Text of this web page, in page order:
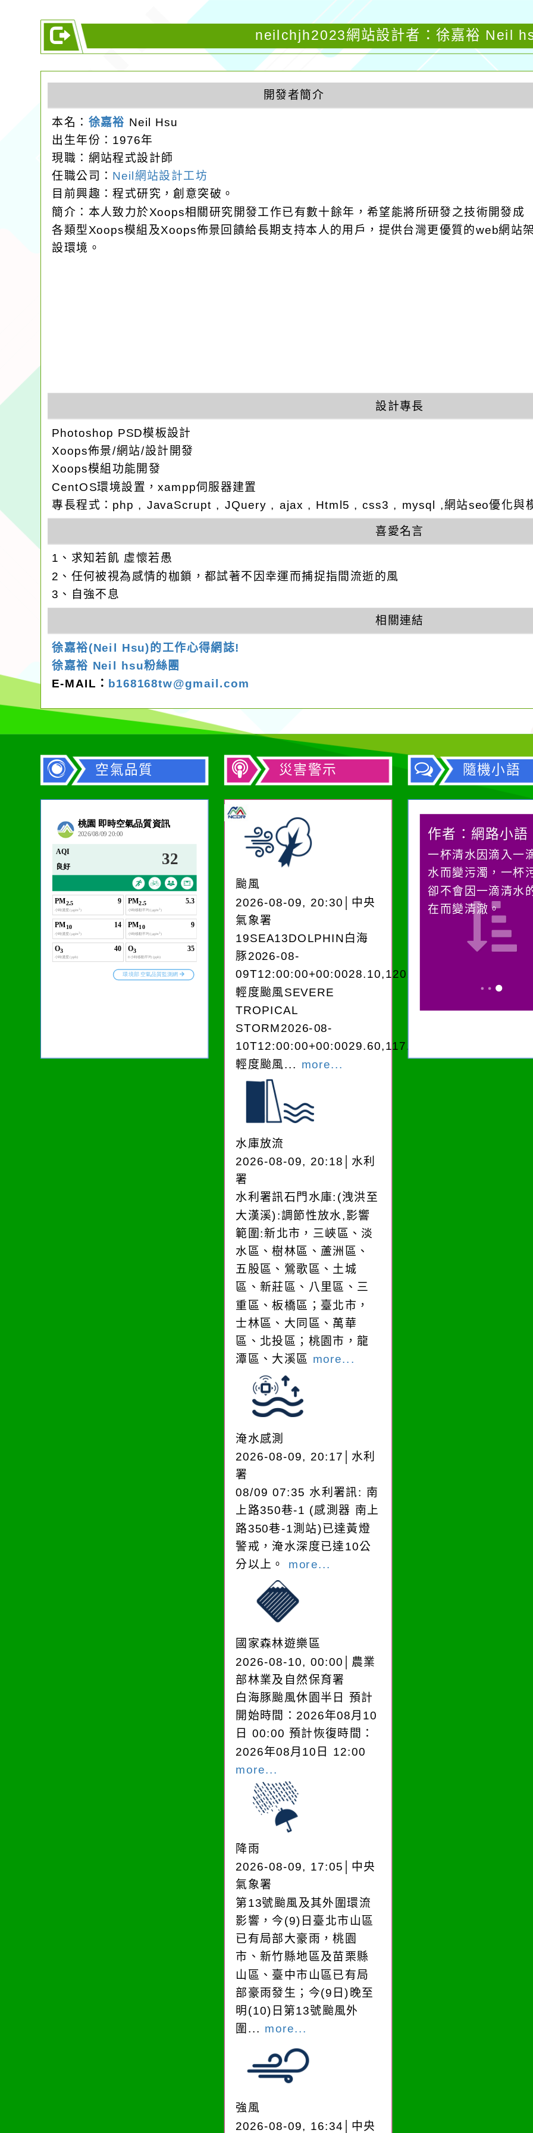
neilchjh2023網站設計者：徐嘉裕 Neil
開發者簡介
本名： 徐嘉裕 Neil Hsu
出生年份：1976年
現職：網站程式設計師
任職公司： Neil網站設計工坊
目前興趣：程式研究，創意突破。
簡介：本人致力於Xoops相關研究開發工作已有數十餘年，希望能將所研發之技術開發成
各類型Xoops模組及Xoops佈景回饋給長期支持本人的用戶，提供台灣更優質的web網站
設環境。
設計專長
Photoshop PSD模板設計
Xoops佈景/網站/設計開發
Xoops模組功能開發
CentOS環境設置，xampp伺服器建置
專長程式：php , JavaScrupt , JQuery , ajax , Html5 , css3 , mysql ,網站seo優化與
喜愛名言
1、求知若飢 虛懷若愚
2、任何被視為感情的枷鎖，都試著不因幸運而捕捉指間流逝的風
3、自強不息
相關連結
徐嘉裕(Neil Hsu)的工作心得網誌!
徐嘉裕 Neil hsu粉絲團
E-MAIL： b168168tw@gmail.com
空氣品質 災害警示
颱風
2026-08-09, 20:30│中央
氣象署
19SEA13DOLPHIN白海
豚2026-08-
09T12:00:00+00:0028.10,120.702835980150
輕度颱風SEVERE
TROPICAL
STORM2026-08-
10T12:00:00+00:0029.60,117.201523992-
輕度颱風... more...
水庫放流
2026-08-09, 20:18│水利
署
水利署訊石門水庫:(洩洪至
大漢溪):調節性放水,影響
範圍:新北市，三峽區、淡
水區、樹林區、蘆洲區、
五股區、鶯歌區、土城
區、新莊區、八里區、三
重區、板橋區；臺北市，
士林區、大同區、萬華
區、北投區；桃園市，龍
潭區、大溪區 more...
淹水感測
2026-08-09, 20:17│水利
署
08/09 07:35 水利署訊: 南
上路350巷-1 (感測器 南上
路350巷-1測站)已達黃燈
警戒，淹水深度已達10公
分以上。​​​ more...
國家森林遊樂區
2026-08-10, 00:00│農業
部林業及自然保育署
白海豚颱風休園半日 預計
開始時間：2026年08月10
日 00:00 預計恢復時間：
2026年08月10日 12:00
more...
降雨
2026-08-09, 17:05│中央
氣象署
第13號颱風及其外圍環流
影響，今(9)日臺北市山區
已有局部大豪雨，桃園
市、新竹縣地區及苗栗縣
山區、臺中市山區已有局
部豪雨發生；今(9日)晚至
明(10)日第13號颱風外
圍... more...
強風
2026-08-09, 16:34│中央
隨機小語
生活是一面鏡子。你對
它笑，它就對你笑；你
對它哭，它也對你哭。
作者：網路小語
在實現理想的路途中，
誘惑。
作者：網路小語
一杯清水因滴入一
水而變污濁，一杯
卻不會因一滴清水
在而變清澈。